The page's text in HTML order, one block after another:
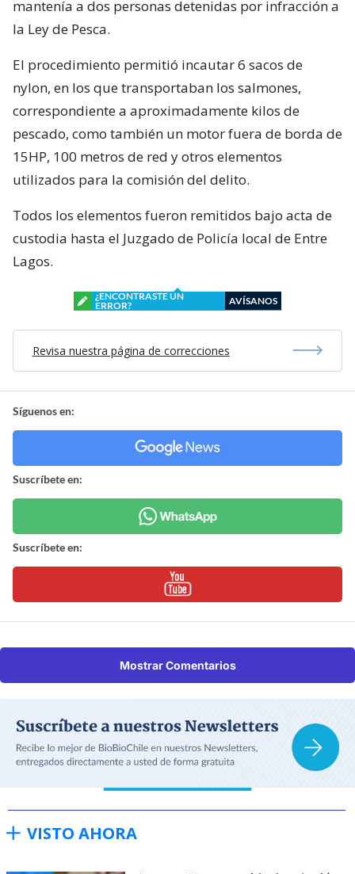
mantenía a dos personas detenidas por infracción a
la Ley de Pesca.
El procedimiento permitió incautar 6 sacos de
nylon, en los que transportaban los salmones,
correspondiente a aproximadamente kilos de
pescado, como también un motor fuera de borda de
15HP, 100 metros de red y otros elementos
utilizados para la comisión del delito.
Todos los elementos fueron remitidos bajo acta de
custodia hasta el Juzgado de Policía local de Entre
Lagos.
¿ENCONTRASTE UN
ERROR?
AVÍSANOS
Revisa nuestra página de correcciones
Síguenos en:
Suscríbete en:
Suscríbete en:
Mostrar Comentarios
VISTO AHORA